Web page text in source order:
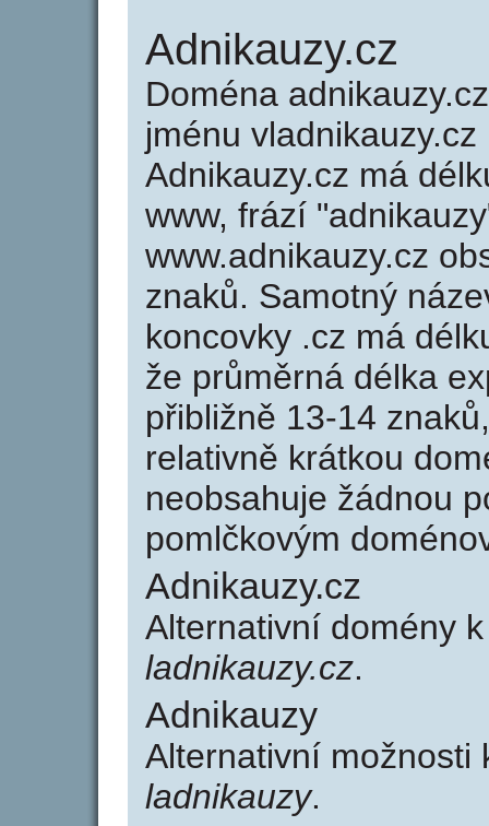
Adnikauzy.cz
Doména
jménu
Adnikauzy.cz má
www, frází
www.adnikauzy.cz
znaků. Samotný
koncovky .cz má
že průměrná délka
přibližně 13-14
relativně krátkou
neobsahuje žádnou
pomlčkovým
Adnikauzy.cz
Alternativní domény
ladnikauzy.cz.
Adnikauzy
Alternativní možnosti
ladnikauzy.